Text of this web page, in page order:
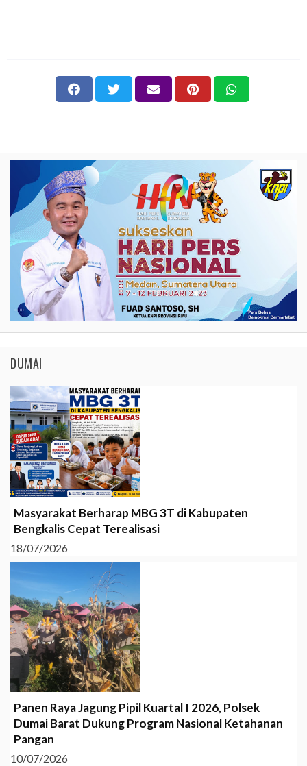
DUMAI
Masyarakat Berharap MBG 3T di Kabupaten
Bengkalis Cepat Terealisasi
18/07/2026
Panen Raya Jagung Pipil Kuartal I 2026, Polsek
Dumai Barat Dukung Program Nasional Ketahanan
Pangan
10/07/2026